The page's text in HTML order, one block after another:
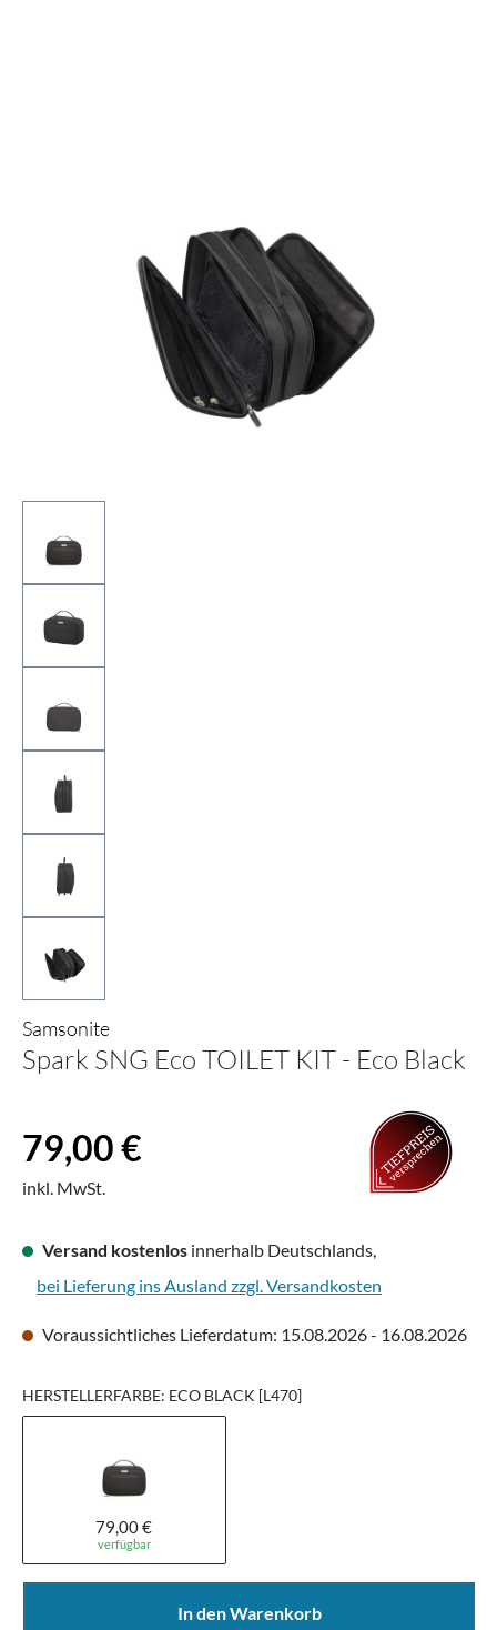
Samsonite
Spark SNG Eco TOILET KIT - Eco Black
Regulärer Preis:
79,00 €
inkl. MwSt.
Versand kostenlos innerhalb Deutschlands,
bei Lieferung ins Ausland zzgl. Versandkosten
Voraussichtliches Lieferdatum: 15.08.2026 - 16.08.2026
HERSTELLERFARBE: ECO BLACK [L470]
79,00 €
verfügbar
In den Warenkorb